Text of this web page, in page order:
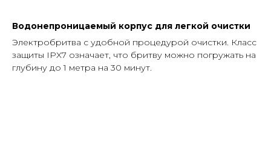
Водонепроницаемый корпус для легкой очистки
Электробритва с удобной процедурой очистки. Класс
защиты IPX7 означает, что бритву можно погружать на
глубину до 1 метра на 30 минут.